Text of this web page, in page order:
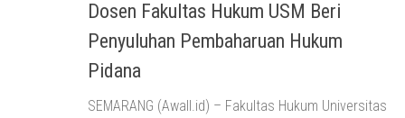
Dosen Fakultas Hukum USM Beri
Penyuluhan Pembaharuan Hukum
Pidana
SEMARANG (Awall.id) – Fakultas Hukum Universitas